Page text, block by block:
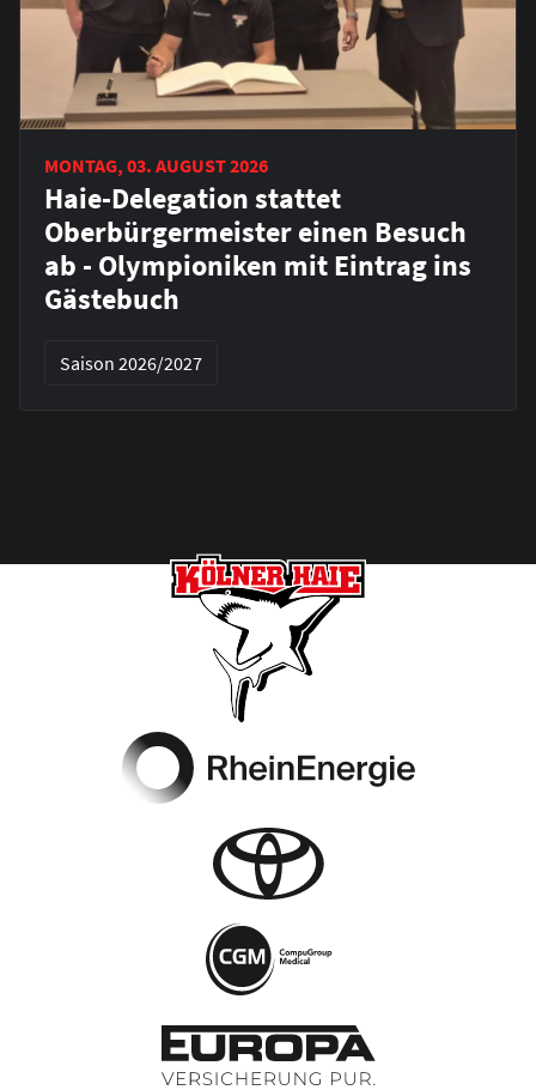
MONTAG, 03. AUGUST 2026
Haie-Delegation stattet
Oberbürgermeister einen Besuch
ab - Olympioniken mit Eintrag ins
Gästebuch
Saison 2026/2027